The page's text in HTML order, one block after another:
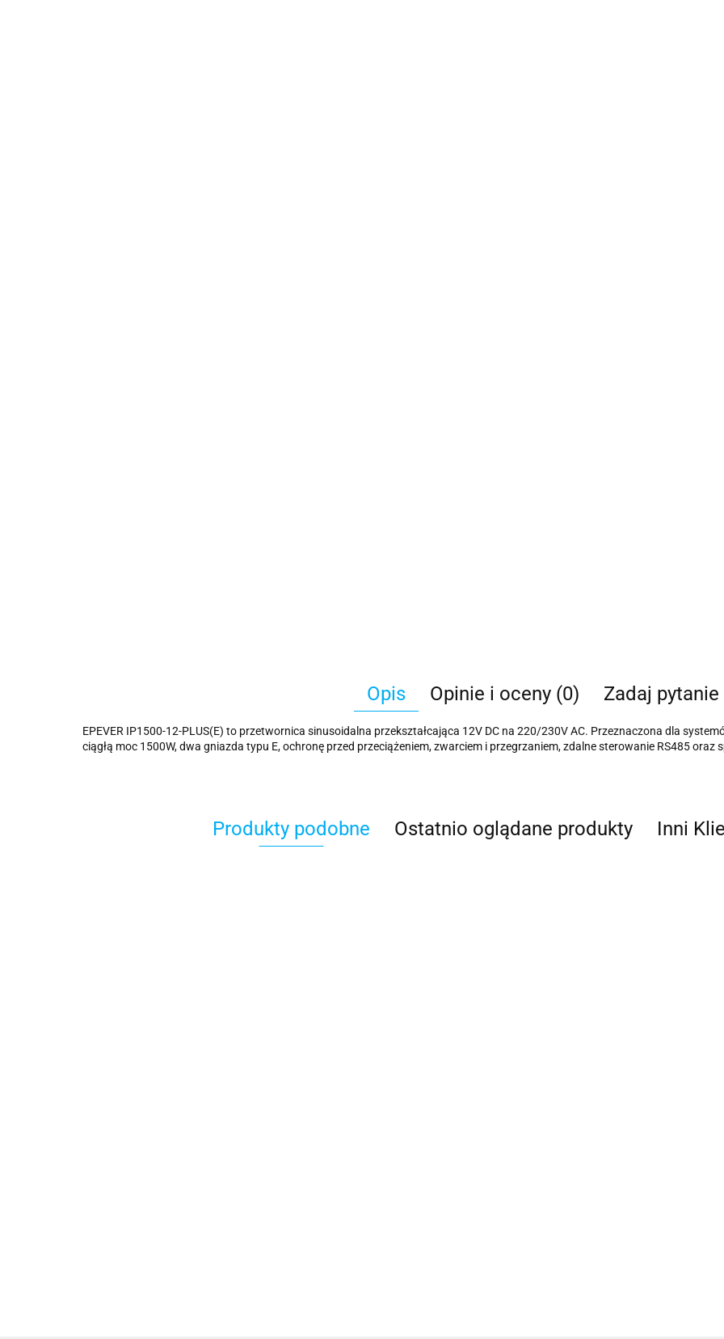
Opis Opinie i oceny (0) Zadaj pytanie
EPEVER IP1500-12-PLUS(E) to przetwornica sinusoidalna przekształcająca 12V DC na 220/230V AC. Przeznaczona dla
ciągłą moc 1500W, dwa gniazda typu E, ochronę przed przeciążeniem, zwarciem i przegrzaniem, zdalne sterowanie RS485 oraz
Produkty podobne Ostatnio oglądane produkty Inni